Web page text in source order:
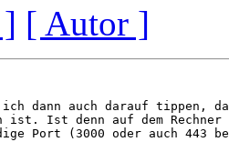
[ Autor ]
ich dann auch darauf tippen,
ist. Ist denn auf dem
Port (3000 oder auch 443